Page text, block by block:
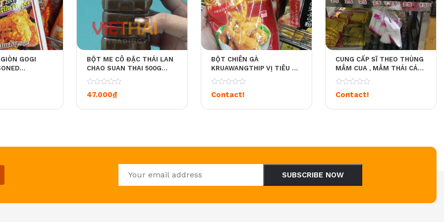
GOGI
HƯƠNG
& TIÊU TỎI
– GARLIC
BỘT ME CÔ ĐẶC THÁI LAN
CHAO SUAN THAI 500G
CM01A
0
47.000₫
BỘT CHIÊN GÀ
KRUAWANGTHIP VỊ TIÊU &
TỎI
0
Contact!
CUNG CẤP SĨ THEO THÙNG
MẮM CUA , MẮM THÁI CÁC
LOẠI , CHÍNH HÃNG , HÀNG
THẬT
0
Contact!
SUBSCRIBE NOW